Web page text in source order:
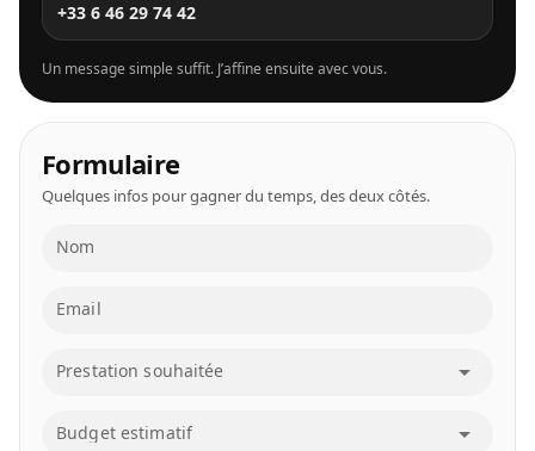
+33 6 46 29 74 42
Un message simple suffit. J’affine ensuite avec vous.
Formulaire
Quelques infos pour gagner du temps, des deux côtés.
Nom
Email
Prestation souhaitée arrow_drop_down
Budget estimatif arrow_drop_down